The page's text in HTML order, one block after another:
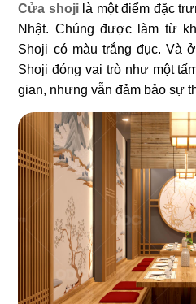
Cửa shoji là một điểm đặc
Nhật. Chúng được làm từ
Shoji có màu trắng đục. Và
Shoji đóng vai trò như một
gian, nhưng vẫn đảm bảo sự
85
L'MANT NGUYỄN HUỆ
Café
SUSHI OH
Sushi băng chuyền